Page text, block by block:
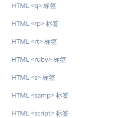
HTML <q> 标签
HTML <rp> 标签
HTML <rt> 标签
HTML <ruby> 标签
HTML <s> 标签
HTML <samp> 标签
HTML <script> 标签